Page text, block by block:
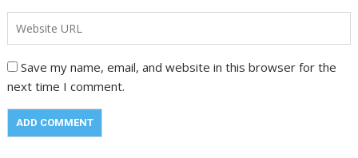
Save my name, email, and website in this browser for the
next time I comment.